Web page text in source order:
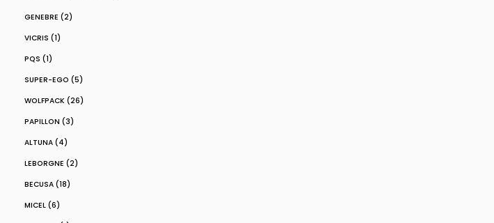
GENEBRE (2)
VICRIS (1)
PQS (1)
SUPER-EGO (5)
WOLFPACK (26)
PAPILLON (3)
ALTUNA (4)
LEBORGNE (2)
BECUSA (18)
MICEL (6)